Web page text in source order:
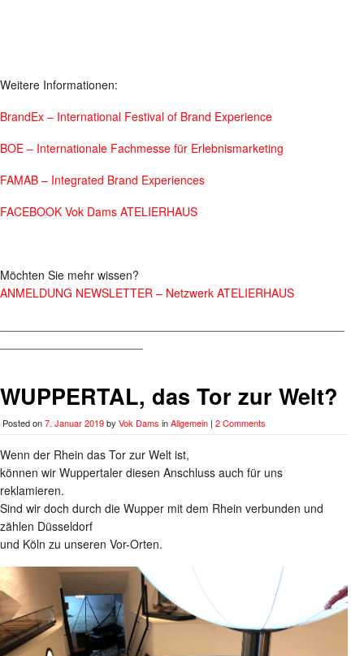
Weitere Informationen:
BrandEx – International Festival of Brand Experience
BOE – Internationale Fachmesse für Erlebnismarketing
FAMAB – Integrated Brand Experiences
FACEBOOK Vok Dams ATELIERHAUS
Möchten Sie mehr wissen?
ANMELDUNG NEWSLETTER – Netzwerk ATELIERHAUS
WUPPERTAL, das Tor zur Welt?
Posted on7. Januar 2019by Vok Dams inAllgemein | 2 Comments
Wenn der Rhein das Tor zur Welt ist,
können wir Wuppertaler diesen Anschluss auch für uns
reklamieren.
Sind wir doch durch die Wupper mit dem Rhein verbunden und
zählen Düsseldorf
und Köln zu unseren Vor-Orten.